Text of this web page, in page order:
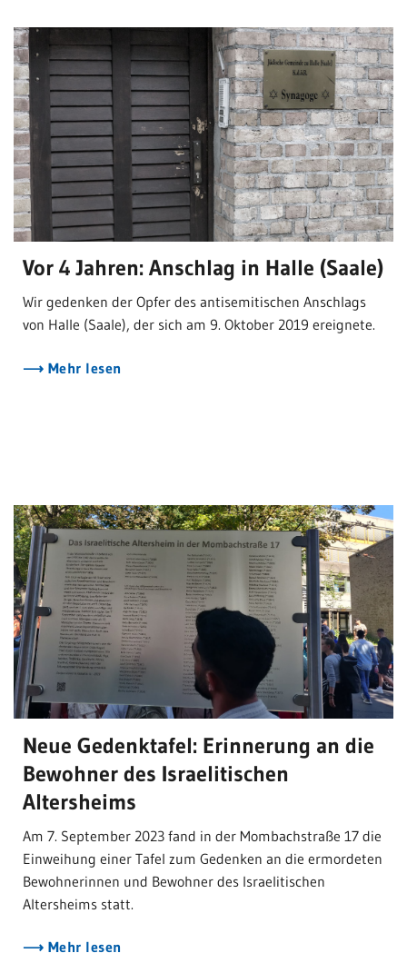
Vor 4 Jahren: Anschlag in Halle (Saale)
Wir gedenken der Opfer des antisemitischen Anschlags
von Halle (Saale), der sich am 9. Oktober 2019 ereignete.
Mehr lesen
Neue Gedenktafel: Erinnerung an die
Bewohner des Israelitischen
Altersheims
Am 7. September 2023 fand in der Mombachstraße 17 die
Einweihung einer Tafel zum Gedenken an die ermordeten
Bewohnerinnen und Bewohner des Israelitischen
Altersheims statt.
Mehr lesen